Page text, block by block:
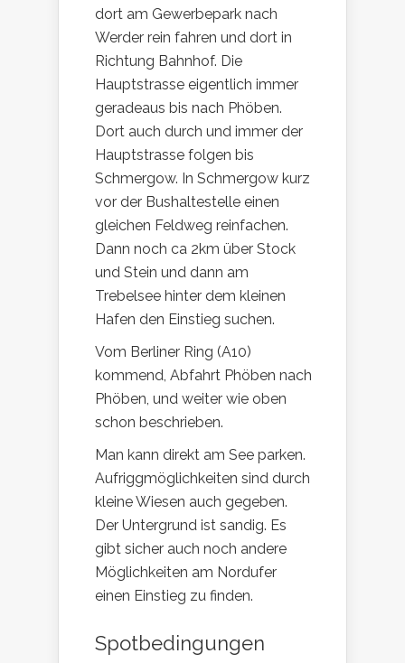
dort am Gewerbepark nach
Werder rein fahren und dort in
Richtung Bahnhof. Die
Hauptstrasse eigentlich immer
geradeaus bis nach Phöben.
Dort auch durch und immer der
Hauptstrasse folgen bis
Schmergow. In Schmergow kurz
vor der Bushaltestelle einen
gleichen Feldweg reinfachen.
Dann noch ca 2km über Stock
und Stein und dann am
Trebelsee hinter dem kleinen
Hafen den Einstieg suchen.
Vom Berliner Ring (A10)
kommend, Abfahrt Phöben nach
Phöben, und weiter wie oben
schon beschrieben.
Man kann direkt am See parken.
Aufriggmöglichkeiten sind durch
kleine Wiesen auch gegeben.
Der Untergrund ist sandig. Es
gibt sicher auch noch andere
Möglichkeiten am Nordufer
einen Einstieg zu finden.
Spotbedingungen